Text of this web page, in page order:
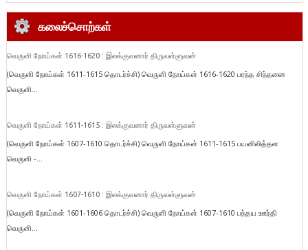
கலைச்சொற்கள்
வெருளி நோய்கள் 1616-1620 : இலக்குவனார் திருவள்ளுவன்
(வெருளி நோய்கள் 1611-1615 தொடர்ச்சி) வெருளி நோய்கள் 1616-1620 பரந்த சிந்தனை
வெருளி...
வெருளி நோய்கள் 1611-1615 : இலக்குவனார் திருவள்ளுவன்
(வெருளி நோய்கள் 1607-1610 தொடர்ச்சி) வெருளி நோய்கள் 1611-1615 பயனிலித்தள
வெருளி -...
வெருளி நோய்கள் 1607-1610 : இலக்குவனார் திருவள்ளுவன்
(வெருளி நோய்கள் 1601-1606 தொடர்ச்சி) வெருளி நோய்கள் 1607-1610 பந்தய ஊர்தி
வெருளி...